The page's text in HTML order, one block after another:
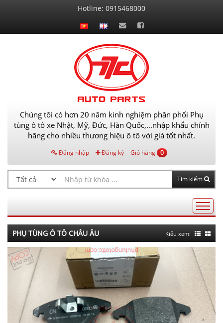
hệ
Hotline: 0915468000
Chúng tôi có hơn 20 năm kinh nghiệm phân phối Phụ
tùng ô tô xe Nhật, Mỹ, Đức, Hàn Quốc,...nhập khẩu chính
hãng cho nhiều thương hiệu ô tô với giá tốt nhất.
Đăng nhập Đăng ký Giỏ hàng 0
Tìm kiếm
AutoPart
PHỤ TÙNG Ô TÔ CHÂU ÂU Kiểu xem: